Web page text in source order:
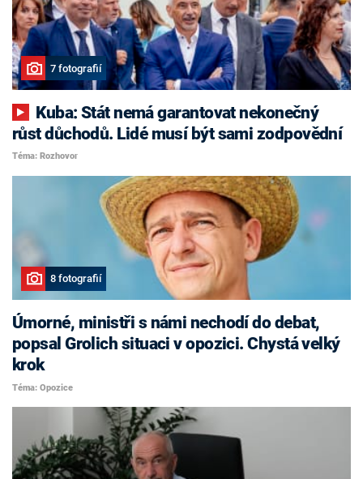
7 fotografií
růst důchodů. Lidé musí být sami zodpovědní
Téma: Rozhovor
8 fotografií
Úmorné, ministři s námi nechodí do debat,
popsal Grolich situaci v opozici. Chystá velký
krok
Téma: Opozice